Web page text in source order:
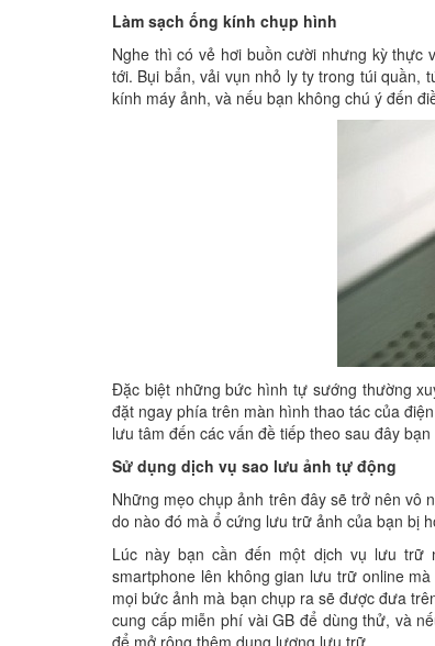
Làm sạch ống kính chụp hình
Nghe thì có vẻ hơi buồn cười nhưng kỳ thực
tới. Bụi bẩn, vải vụn nhỏ ly ty trong túi quần,
kính máy ảnh, và nếu bạn không chú ý đến
Đặc biệt những bức hình tự sướng thường
đặt ngay phía trên màn hình thao tác của
lưu tâm đến các vấn đề tiếp theo sau đây bạn
Sử dụng dịch vụ sao lưu ảnh tự động
Những mẹo chụp ảnh trên đây sẽ trở nên
do nào đó mà ổ cứng lưu trữ ảnh của bạn bị
Lúc này bạn cần đến một dịch vụ lưu trữ
smartphone lên không gian lưu trữ online
mọi bức ảnh mà bạn chụp ra sẽ được đưa
cung cấp miễn phí vài GB để dùng thử, và
để mở rộng thêm dung lượng lưu trữ.